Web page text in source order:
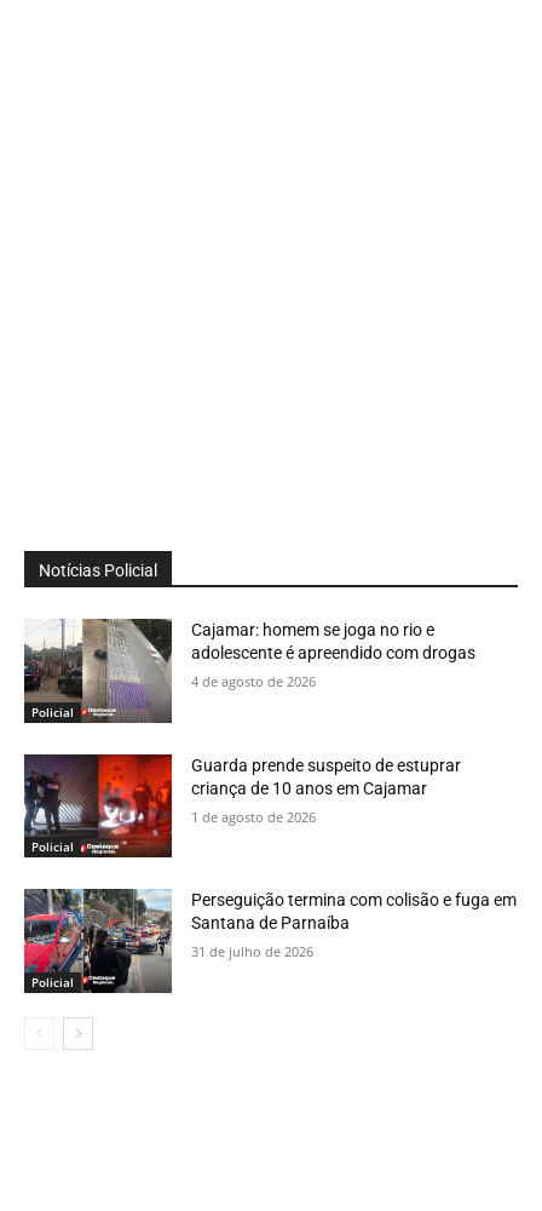
Notícias Policial
Policial
Cajamar: homem se joga no rio e
adolescente é apreendido com drogas
4 de agosto de 2026
Policial
Guarda prende suspeito de estuprar
criança de 10 anos em Cajamar
1 de agosto de 2026
Policial
Perseguição termina com colisão e fuga em
Santana de Parnaíba
31 de julho de 2026